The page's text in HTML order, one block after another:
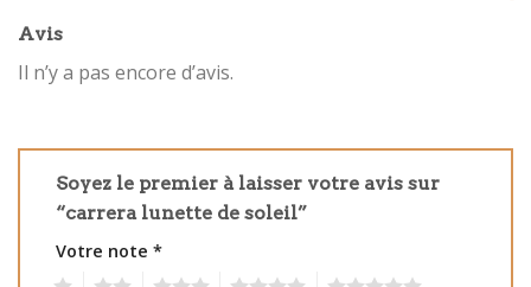
Avis
Il n’y a pas encore d’avis.
Soyez le premier à laisser votre avis sur
“carrera lunette de soleil”
Votre note *